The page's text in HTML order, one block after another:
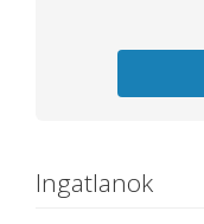
Ingatlanok